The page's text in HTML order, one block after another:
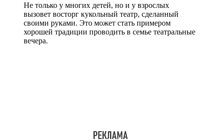
Не только у многих детей, но и у взрослых
вызовет восторг кукольный театр, сделанный
своими руками. Это может стать примером
хорошей традиции проводить в семье театральные
вечера.